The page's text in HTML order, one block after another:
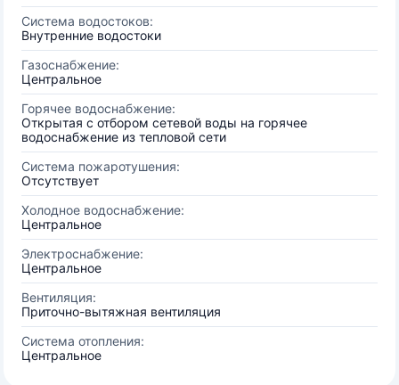
Система водостоков:
Внутренние водостоки
Газоснабжение:
Центральное
Горячее водоснабжение:
Открытая с отбором сетевой воды на горячее
водоснабжение из тепловой сети
Система пожаротушения:
Отсутствует
Холодное водоснабжение:
Центральное
Электроснабжение:
Центральное
Вентиляция:
Приточно-вытяжная вентиляция
Система отопления:
Центральное